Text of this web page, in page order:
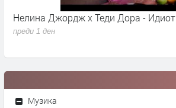
Нелина Джордж x Теди Дора - Идиот
преди 1 ден
Музика